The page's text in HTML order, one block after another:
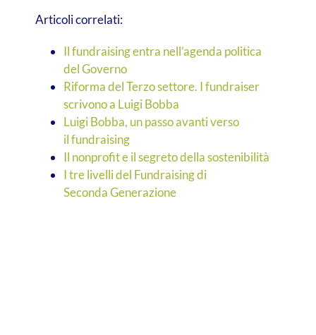
Articoli correlati:
Il fundraising entra nell’agenda politica
del Governo
Riforma del Terzo settore. I fundraiser
scrivono a Luigi Bobba
Luigi Bobba, un passo avanti verso
il fundraising
Il nonprofit e il segreto della sostenibilità
I tre livelli del Fundraising di
Seconda Generazione